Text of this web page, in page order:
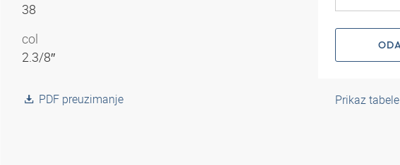
38
col
2.3/8″
PDF preuzimanje Prikaz